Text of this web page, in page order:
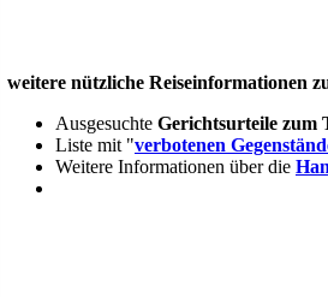
weitere nützliche Reiseinformationen
Ausgesuchte Gerichtsurteile zum
Liste mit "verbotenen
Weitere Informationen über die